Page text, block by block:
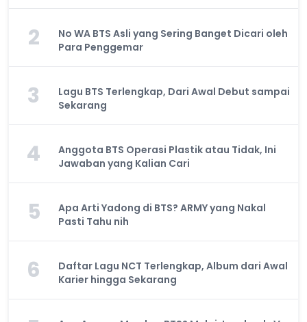
2
No WA BTS Asli yang Sering Banget Dicari oleh
Para Penggemar
3
Lagu BTS Terlengkap, Dari Awal Debut sampai
Sekarang
4
Anggota BTS Operasi Plastik atau Tidak, Ini
Jawaban yang Kalian Cari
5
Apa Arti Yadong di BTS? ARMY yang Nakal
Pasti Tahu nih
6
Daftar Lagu NCT Terlengkap, Album dari Awal
Karier hingga Sekarang